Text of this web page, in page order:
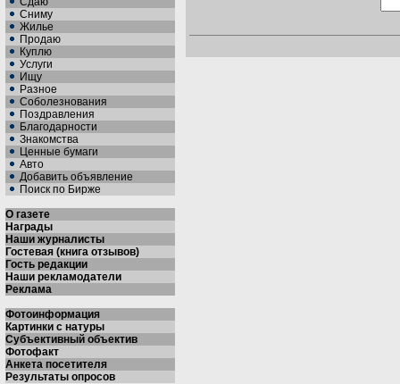
Сниму
Жилье
Продаю
Куплю
Услуги
Ищу
Разное
Соболезнования
Поздравления
Благодарности
Знакомства
Ценные бумаги
Авто
Добавить объявление
Поиск по Бирже
О газете
Награды
Наши журналисты
Гостевая (книга отзывов)
Гость редакции
Наши рекламодатели
Реклама
Фотоинформация
Картинки с натуры
Субъективный объектив
Фотофакт
Анкета посетителя
Результаты опросов